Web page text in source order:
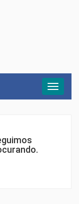
Menu